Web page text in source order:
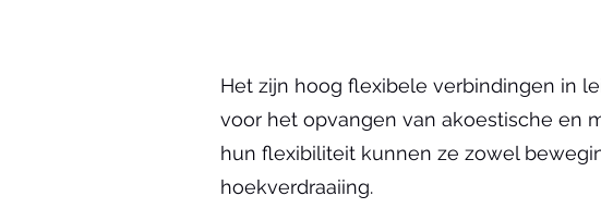
Het zijn hoog flexibele verbindingen in
voor het opvangen van akoestische en
hun flexibiliteit kunnen ze zowel
hoekverdraaiing.